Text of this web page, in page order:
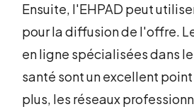
Ensuite, l'EHPAD peut
pour la diffusion de l'offre.
en ligne spécialisées dans
santé sont un excellent
plus, les réseaux